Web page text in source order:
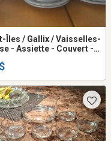
Îles / Gallix / Vaisselles-
- Assiette - Couvert -